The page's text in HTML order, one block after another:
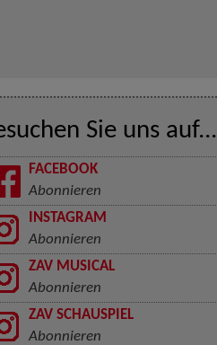
Sie uns auf...
FACEBOOK
Abonnieren
INSTAGRAM
Abonnieren
ZAV MUSICAL
Abonnieren
ZAV SCHAUSPIEL
Abonnieren